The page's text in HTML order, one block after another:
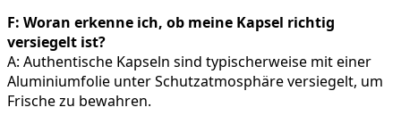
F: Woran erkenne ich, ob meine Kapsel richtig
versiegelt ist?
A: Authentische Kapseln sind typischerweise mit einer
Aluminiumfolie unter Schutzatmosphäre versiegelt, um
Frische zu bewahren.